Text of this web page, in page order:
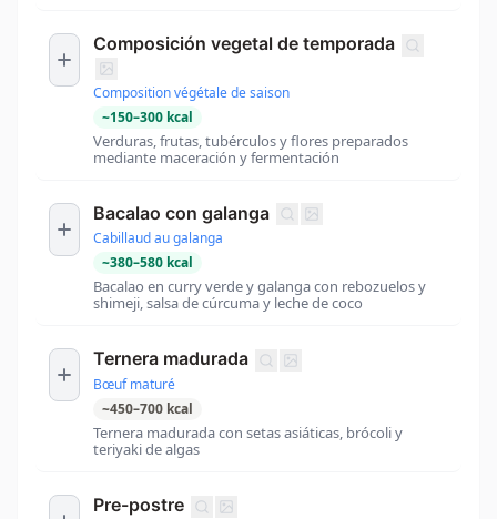
Composición vegetal de temporada
Composition végétale de saison
~150–300 kcal
Verduras, frutas, tubérculos y flores preparados
mediante maceración y fermentación
Bacalao con galanga
Cabillaud au galanga
~380–580 kcal
Bacalao en curry verde y galanga con rebozuelos y
shimeji, salsa de cúrcuma y leche de coco
Ternera madurada
Bœuf maturé
~450–700 kcal
Ternera madurada con setas asiáticas, brócoli y
teriyaki de algas
Pre-postre